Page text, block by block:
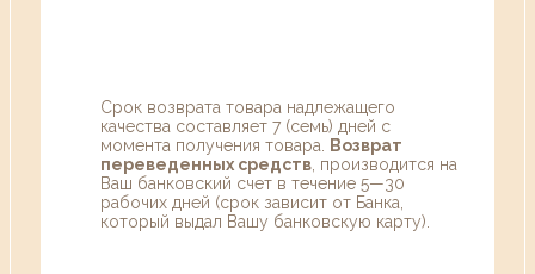
Срок возврата товара надлежащего
качества составляет 7 (семь) дней с
момента получения товара.
Возврат
переведенных средств , производится на
Ваш банковский счет в течение 5—30
рабочих дней (срок зависит от Банка,
который выдал Вашу банковскую карту).